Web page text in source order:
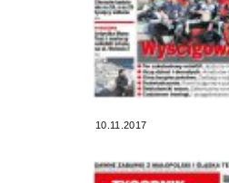
10.11.2017